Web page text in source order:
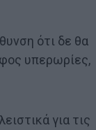
ότι δε θα
υπερωρίες,
για τις